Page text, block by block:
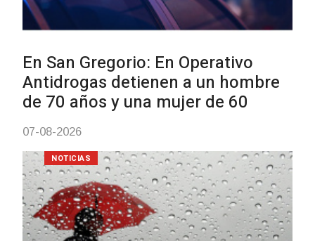
Facultad de Artes llega a
con dos cursos de formación
03-08-2026
NOTICIAS